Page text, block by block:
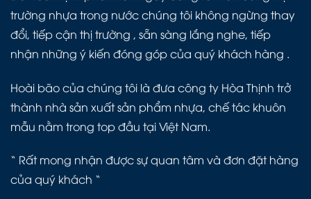
trường nhựa trong nước chúng tôi không ngừng thay
đổi, tiếp cận thị trường , sẵn sàng lắng nghe, tiếp
nhận những ý kiến đóng góp của quý khách hàng .
Hoài bão của chúng tôi là đưa công ty Hòa Thịnh trở
thành nhà sản xuất sản phẩm nhựa, chế tác khuôn
mẫu nằm trong top đầu tại Việt Nam.
“ Rất mong nhận được sự quan tâm và đơn đặt hàng
của quý khách “